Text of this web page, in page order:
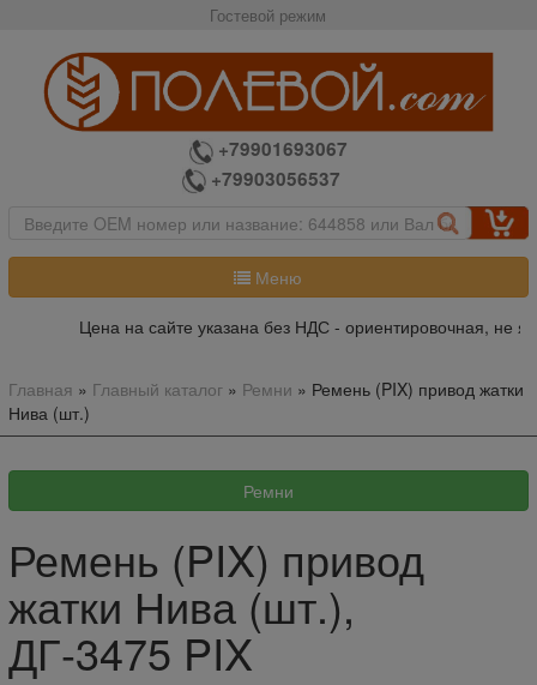
Гостевой режим
+79901693067
+79903056537
Меню
Цена на сайте указана без НДС - ориентировочная, не
Главная » Главный каталог» Ремни » Ремень (PIX) привод жатки
Нива (шт.)
Ремень (PIX) привод
жатки Нива (шт.),
ДГ-3475 PIX